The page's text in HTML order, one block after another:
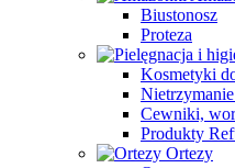
Biustonosz
Proteza
Kosmetyki
Cewniki,
Produkty
Ortezy